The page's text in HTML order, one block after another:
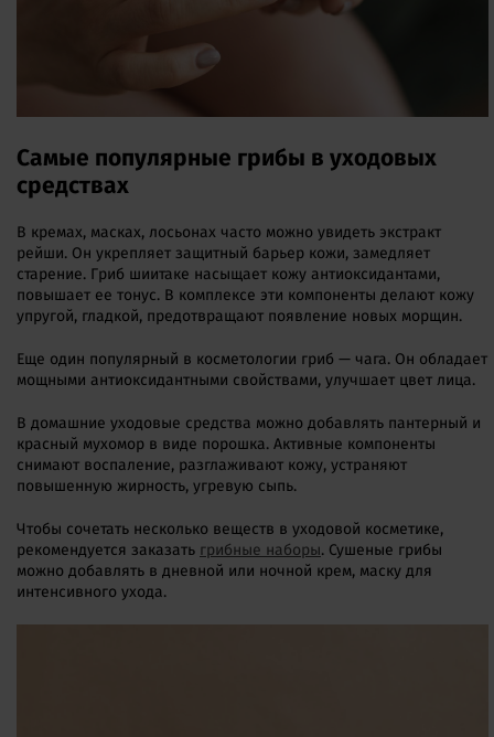
Самые популярные грибы в уходовых
средствах
В кремах, масках, лосьонах часто можно увидеть экстракт
рейши. Он укрепляет защитный барьер кожи, замедляет
старение. Гриб шиитаке насыщает кожу антиоксидантами,
повышает ее тонус. В комплексе эти компоненты делают кожу
упругой, гладкой, предотвращают появление новых морщин.
Еще один популярный в косметологии гриб — чага. Он обладает
мощными антиоксидантными свойствами, улучшает цвет лица.
В домашние уходовые средства можно добавлять пантерный и
красный мухомор в виде порошка. Активные компоненты
снимают воспаление, разглаживают кожу, устраняют
повышенную жирность, угревую сыпь.
Чтобы сочетать несколько веществ в уходовой косметике,
рекомендуется заказать грибные наборы. Сушеные грибы
можно добавлять в дневной или ночной крем, маску для
интенсивного ухода.